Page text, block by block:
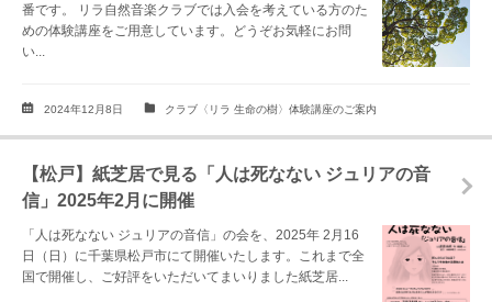
番です。 リラ自然音楽クラブでは入会を考えている方のた
めの体験講座をご用意しています。どうぞお気軽にお問
い...
2024年12月8日 クラブ〈リラ 生命の樹〉体験講座のご案内
【松戸】紙芝居で見る「人は死なない ジュリアの音
信」2025年2月に開催
「人は死なない ジュリアの音信」の会を、2025年 2月16
日（日）に千葉県松戸市にて開催いたします。これまで全
国で開催し、ご好評をいただいてまいりました紙芝居...